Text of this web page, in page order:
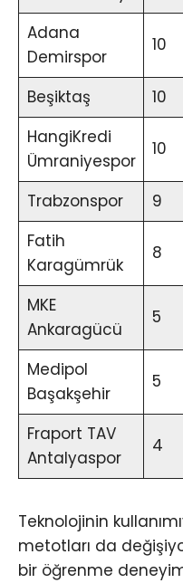
Adana
Demirspor
10
Beşiktaş 10
HangiKredi
Ümraniyespor
10
Trabzonspor 9
Fatih
Karagümrük
8
MKE
Ankaragücü
5
Medipol
Başakşehir
5
Fraport TAV
Antalyaspor
4
Teknolojinin
metotları da
bir öğrenme